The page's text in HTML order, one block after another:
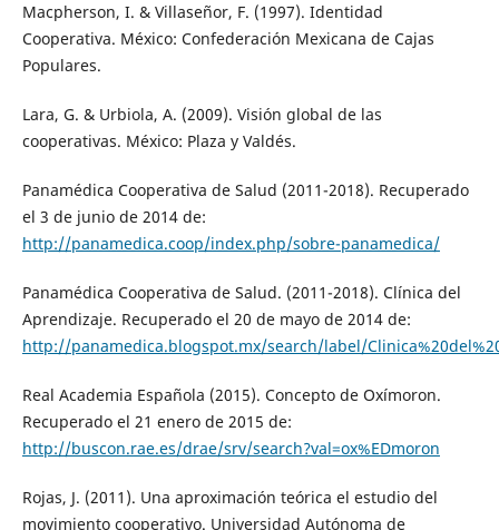
Macpherson, I. & Villaseñor, F. (1997). Identidad
Cooperativa. México: Confederación Mexicana de Cajas
Populares.
Lara, G. & Urbiola, A. (2009). Visión global de las
cooperativas. México: Plaza y Valdés.
Panamédica Cooperativa de Salud (2011-2018). Recuperado
el 3 de junio de 2014 de:
http://panamedica.coop/index.php/sobre-panamedica/
Panamédica Cooperativa de Salud. (2011-2018). Clínica del
Aprendizaje. Recuperado el 20 de mayo de 2014 de:
http://panamedica.blogspot.mx/search/label/
Real Academia Española (2015). Concepto de Oxímoron.
Recuperado el 21 enero de 2015 de:
http://buscon.rae.es/drae/srv/search?val=ox%EDmoron
Rojas, J. (2011). Una aproximación teórica el estudio del
movimiento cooperativo. Universidad Autónoma de